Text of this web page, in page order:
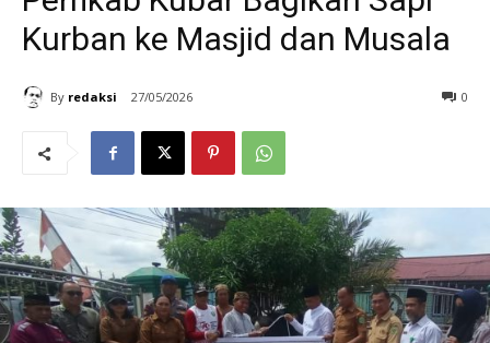
Kurban ke Masjid dan Musala
By redaksi 27/05/2026 0